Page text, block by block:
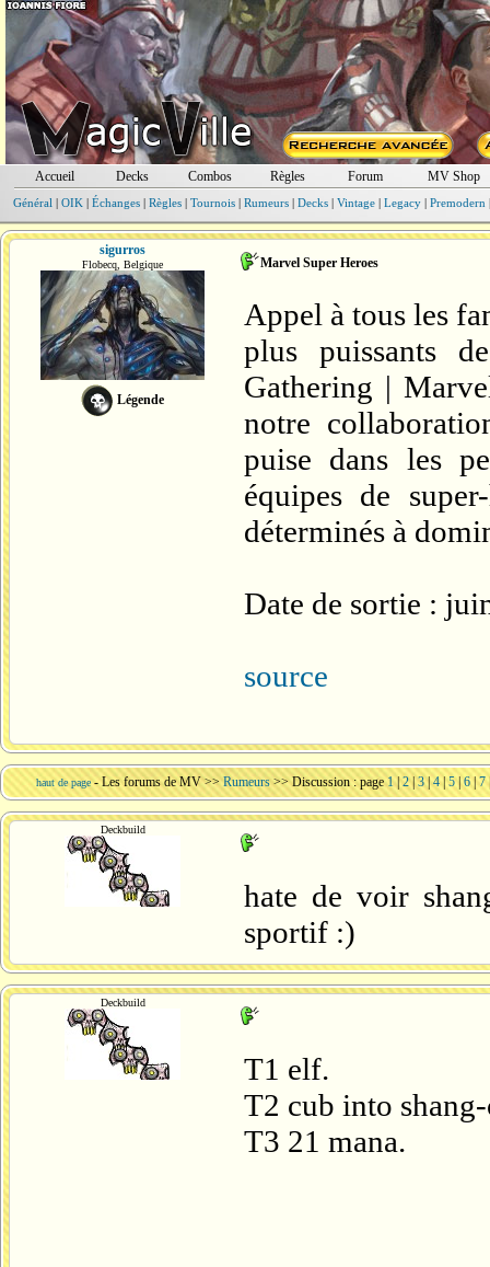
Accueil Decks Combos Règles Forum MV Shop
Général | OIK | Échanges| Règles| Tournois| Rumeurs| Decks| Vintage| Legacy| Premodern
sigurros
Flobecq, Belgique
Légende
Marvel Super Heroes
Appel à tous les
plus puissants
Gathering |
notre
puise dans les
équipes de
déterminés à
Date de sortie :
source
haut de page -Les forums de MV>>Rumeurs >> Discussion : page1|2|3 |4 |5|6 |7
Deckbuild
hate de voir
sportif :)
Deckbuild
T1 elf.
T2 cub into
T3 21 mana.